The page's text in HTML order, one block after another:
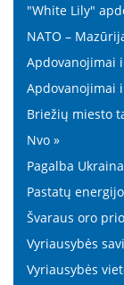
"White Lily"
NATO –
Apdovanojimai
Apdovanojimai
Briežių miesto
Nvo »
Pagalba
Pastatų
Švaraus oro
Vyriausybės
Vyriausybės